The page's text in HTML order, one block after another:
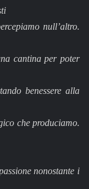
null’altro.
cantina per poter
benessere alla
che produciamo.
nonostante i